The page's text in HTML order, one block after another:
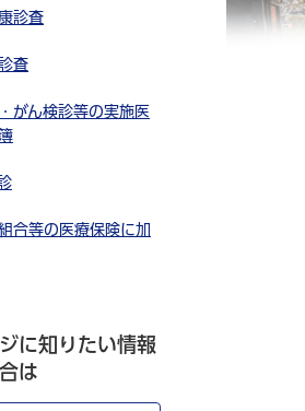
診査
査
がん検診等の実施医
合等の医療保険に加
に知りたい情報
は